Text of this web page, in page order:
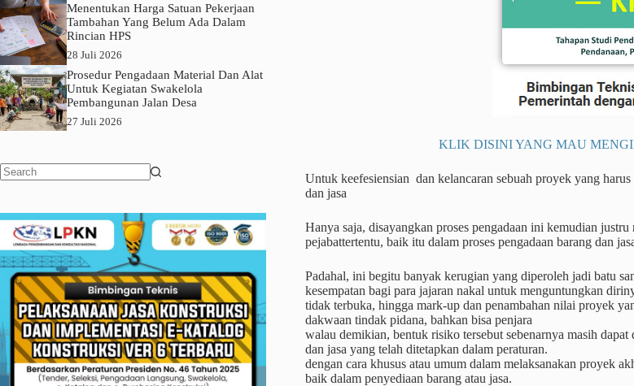
KLIK DISINI YANG MAU
Untuk keefesiensian dan kelancaran sebuah proyek yang
dan jasa
Hanya saja, disayangkan proses pengadaan ini kemudian
pejabattertentu, baik itu dalam proses pengadaan barang dan
Padahal, ini begitu banyak kerugian yang diperoleh jadi batu
kesempatan bagi para jajaran nakal untuk menguntungkan
tidak terbuka, hingga mark-up dan penambahan nilai proyek
dakwaan tindak pidana, bahkan bisa penjara
walau demikian, bentuk risiko tersebut sebenarnya masih
dan jasa yang telah ditetapkan dalam peraturan.
dengan cara khusus atau umum dalam melaksanakan proyek
baik dalam penyediaan barang atau jasa.
Menentukan Harga Satuan Pekerjaan
Tambahan Yang Belum Ada Dalam
Rincian HPS
28 Juli 2026
Prosedur Pengadaan Material Dan Alat
Untuk Kegiatan Swakelola
Pembangunan Jalan Desa
27 Juli 2026